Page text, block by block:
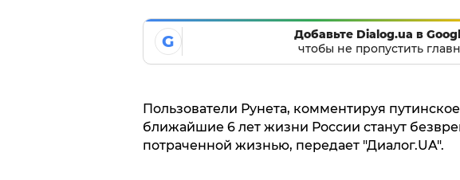
G
Добавьте Dialog.ua в
чтобы не пропустить
Пользователи Рунета, комментируя
ближайшие 6 лет жизни России станут
потраченной жизнью, передает "Диалог.UA".